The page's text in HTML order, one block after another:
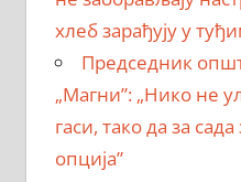
хлеб зарађују у
Председник
„Магни”: „Нико не
гаси, тако да за
опција”